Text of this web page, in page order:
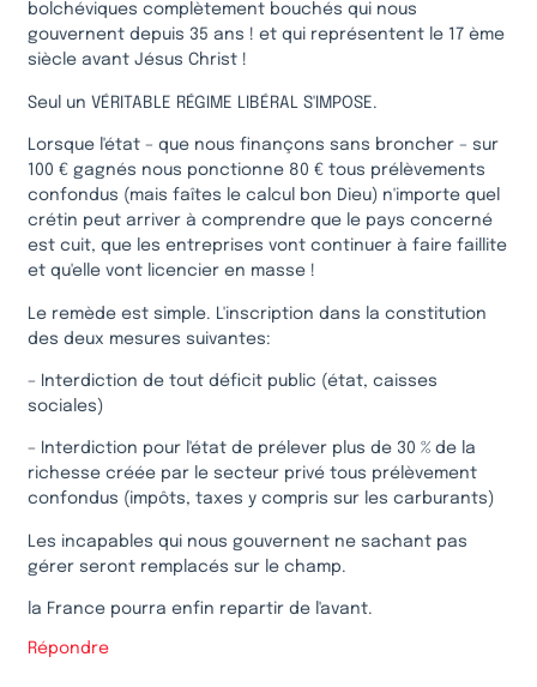
bolchéviques complètement bouchés qui nous
gouvernent depuis 35 ans ! et qui représentent le 17 ème
siècle avant Jésus Christ !
Seul un VÉRITABLE RÉGIME LIBÉRAL S'IMPOSE.
Lorsque l'état – que nous finançons sans broncher – sur
100 € gagnés nous ponctionne 80 € tous prélèvements
confondus (mais faîtes le calcul bon Dieu) n'importe quel
crétin peut arriver à comprendre que le pays concerné
est cuit, que les entreprises vont continuer à faire faillite
et qu'elle vont licencier en masse !
Le remède est simple. L'inscription dans la constitution
des deux mesures suivantes:
– Interdiction de tout déficit public (état, caisses
sociales)
– Interdiction pour l'état de prélever plus de 30 % de la
richesse créée par le secteur privé tous prélèvement
confondus (impôts, taxes y compris sur les carburants)
Les incapables qui nous gouvernent ne sachant pas
gérer seront remplacés sur le champ.
la France pourra enfin repartir de l'avant.
Répondre